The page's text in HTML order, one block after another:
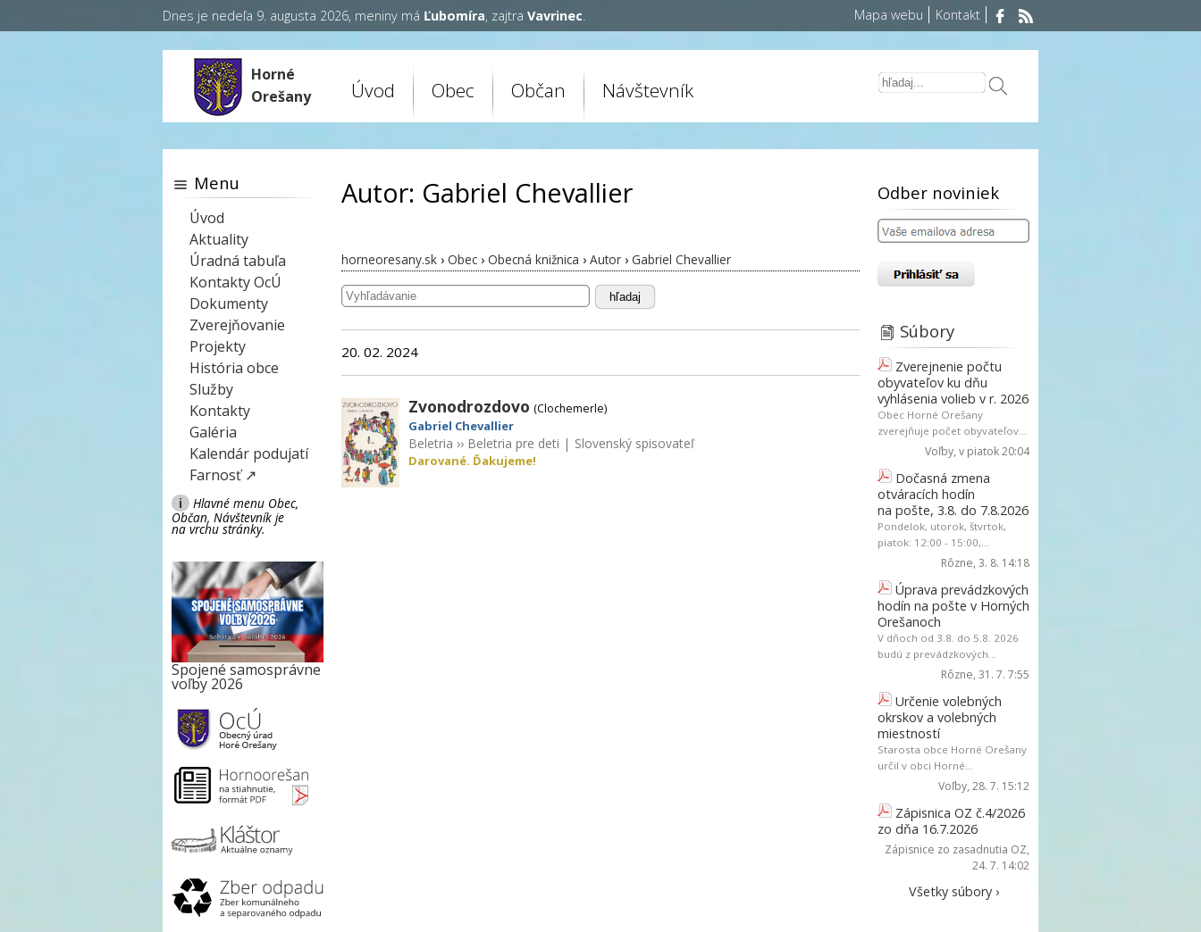
Dnes je nedeľa 9. augusta 2026, meniny má Ľubomíra, zajtra Vavrinec. Mapa webu Kontakt
Horné
Orešany
Úvod Obec Občan Návštevník
Autor: Gabriel Chevallier
horneoresany.sk › Obec › Obecná knižnica › Autor › Gabriel Chevallier
hľadaj
20. 02. 2024
Zvonodrozdovo (Clochemerle)
Gabriel Chevallier
Beletria ›› Beletria pre deti | Slovenský spisovateľ
Darované. Ďakujeme!
Menu
Úvod
Aktuality
Úradná tabuľa
Kontakty OcÚ
Dokumenty
Zverejňovanie
Projekty
História obce
Služby
Kontakty
Galéria
Kalendár podujatí
Farnosť ↗
i
Hlavné menu Obec,
Občan, Návštevník je
na vrchu stránky.
Spojené samosprávne
voľby 2026
Odber noviniek
Súbory
Zverejnenie počtu
obyvateľov ku dňu
vyhlásenia volieb v r. 2026
Obec Horné Orešany
zverejňuje počet obyvateľov...
Voľby, v piatok 20:04
Dočasná zmena
otváracích hodín
na pošte, 3.8. do 7.8.2026
Pondelok, utorok, štvrtok,
piatok: 12:00 - 15:00,...
Rôzne, 3. 8. 14:18
Úprava prevádzkových
hodín na pošte v Horných
Orešanoch
V dňoch od 3.8. do 5.8. 2026
budú z prevádzkových...
Rôzne, 31. 7. 7:55
Určenie volebných
okrskov a volebných
miestností
Starosta obce Horné Orešany
určil v obci Horné...
Voľby, 28. 7. 15:12
Zápisnica OZ č.4/2026
zo dňa 16.7.2026
Zápisnice zo zasadnutia OZ,
24. 7. 14:02
Všetky súbory ›